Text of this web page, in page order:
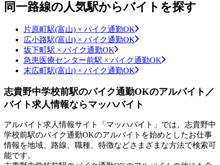
同一路線の人気駅からバイトを探す
片原町駅(富山) × バイク通勤OK
広小路駅(富山) × バイク通勤OK
坂下町駅 × バイク通勤OK
急患医療センター前駅 × バイク通勤OK
末広町駅(富山) × バイク通勤OK
志貴野中学校前駅のバイク通勤OKのアルバイト／
バイト求人情報ならマッハバイト
アルバイト求人情報サイト「マッハバイト」では、志貴野中
学校前駅のバイク通勤OKのアルバイトを始めとしたお仕事
情報を地域、路線、職種、特徴などさまざまな方法で検索可
能です。